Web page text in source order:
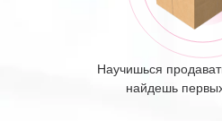
Научишься
найдешь